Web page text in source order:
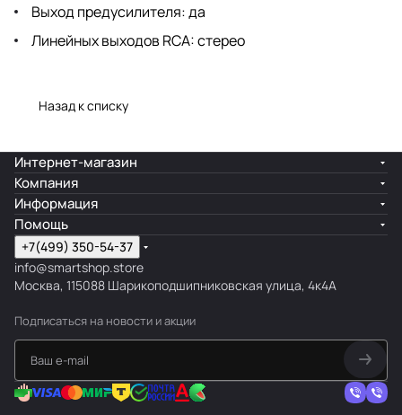
Выход предусилителя: да
Линейных выходов RCA: стерео
Назад к списку
Интернет-магазин
Компания
Информация
Помощь
+7(499) 350-54-37
info@smartshop.store
Москва, 115088 Шарикоподшипниковская улица, 4к4А
Подписаться на новости и акции